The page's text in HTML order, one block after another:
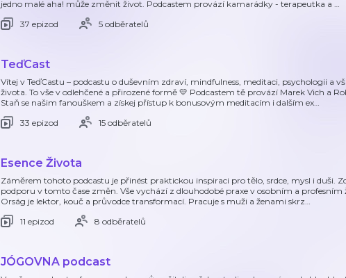
jedno malé aha! může změnit život. Podcastem provází kamarádky - terapeutka a …
37 epizod
5 odběratelů
TeďCast
Vítej v TeďCastu – podcastu o duševním zdraví, mindfulness, meditaci, psychologii a
života. To vše v odlehčené a přirozené formě 💛 Podcastem tě provází Marek Vich a
Staň se našim fanouškem a získej přístup k bonusovým meditacím i dalším ex…
33 epizod
15 odběratelů
Esence Života
Záměrem tohoto podcastu je přinést praktickou inspiraci pro tělo, srdce, mysl i duši.
podporu v tomto čase změn. Vše vychází z dlouhodobé praxe v osobním a profesním
Orság je lektor, kouč a průvodce transformací. Pracuje s muži a ženami skrz…
11 epizod
8 odběratelů
JÓGOVNA podcast